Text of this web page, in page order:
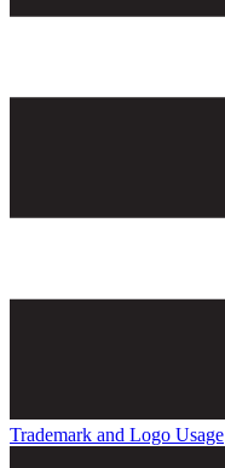
Trademark and Logo Usage